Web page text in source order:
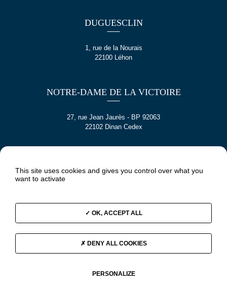
DUGUESCLIN
1, rue de la Nourais
22100 Léhon
NOTRE-DAME DE LA VICTOIRE
27, rue Jean Jaurès - BP 92063
22102 Dinan Cedex
This site uses cookies and gives you control over what you
want to activate
OK, ACCEPT ALL
DENY ALL COOKIES
PERSONALIZE